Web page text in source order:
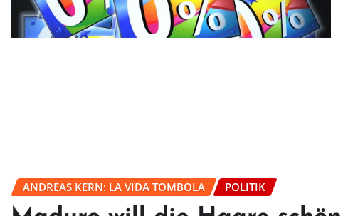
ANDREAS KERN: LA VIDA TOMBOLA POLITIK